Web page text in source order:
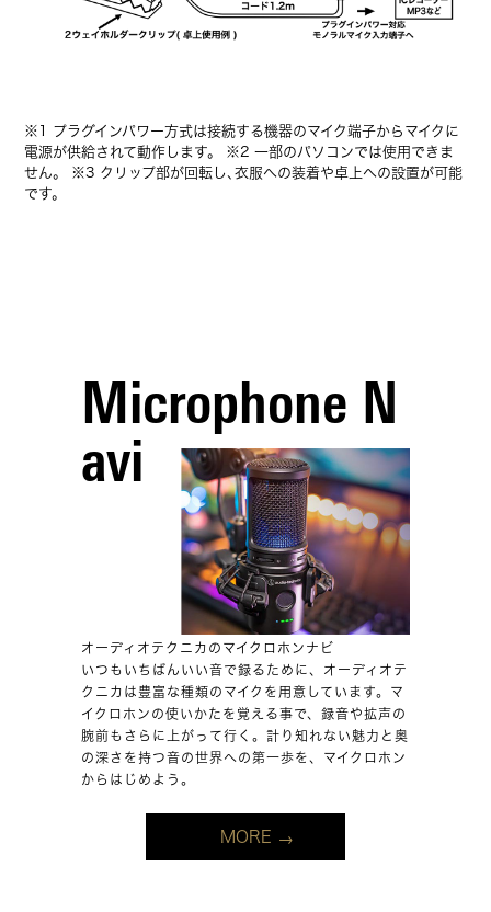
※1 プラグインパワー方式は接続する機器のマイク端子からマイクに
電源が供給されて動作します。 ※2 一部のパソコンでは使用できま
せん。 ※3 クリップ部が回転し､衣服への装着や卓上への設置が可能
です。
Microphone N
avi
オーディオテクニカのマイクロホンナビ
いつもいちばんいい音で録るために、オーディオテ
クニカは豊富な種類のマイクを用意しています。マ
イクロホンの使いかたを覚える事で、録音や拡声の
腕前もさらに上がって行く。計り知れない魅力と奥
の深さを持つ音の世界への第一歩を、マイクロホン
からはじめよう。
MORE